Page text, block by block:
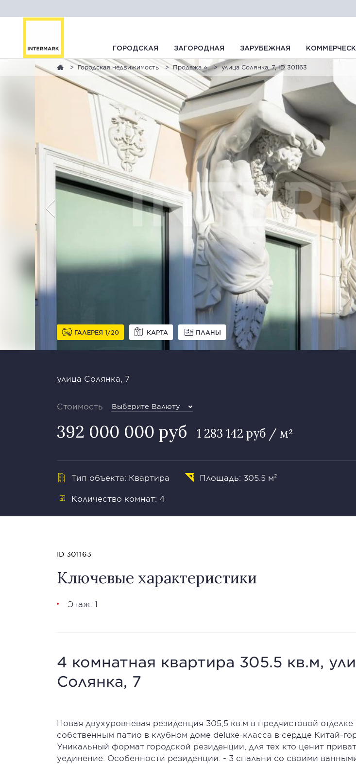
ГОРОДСКАЯ ЗАГОРОДНАЯ ЗАРУБЕЖНАЯ
Городская недвижимость Продажа ⭐ улица Солянка, 7, ID 301163
ГАЛЕРЕЯ 1 20 КАРТА ПЛАНЫ
улица Солянка, 7
Стоимость Выберите Валюту
392 000 000 руб 1 283 142 руб / м²
Тип объекта: Квартира Площадь: 305.5 м²
Количество комнат: 4
ID 301163
Ключевые характеристики
Этаж: 1
4 комнатная квартира 305.5 кв.м,
Солянка, 7
Новая двухуровневая резиденция 305,5 кв.м в предчистовой
собственным патио в клубном доме deluxe-класса в сердце Китай-
Уникальный формат городской резиденции, для тех кто ценит
уединение. Особенности резиденции: - 3 спальни со своими